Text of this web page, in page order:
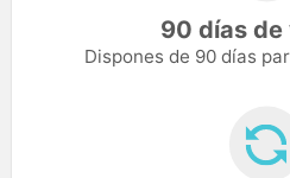
90 días de
Dispones de 90 días